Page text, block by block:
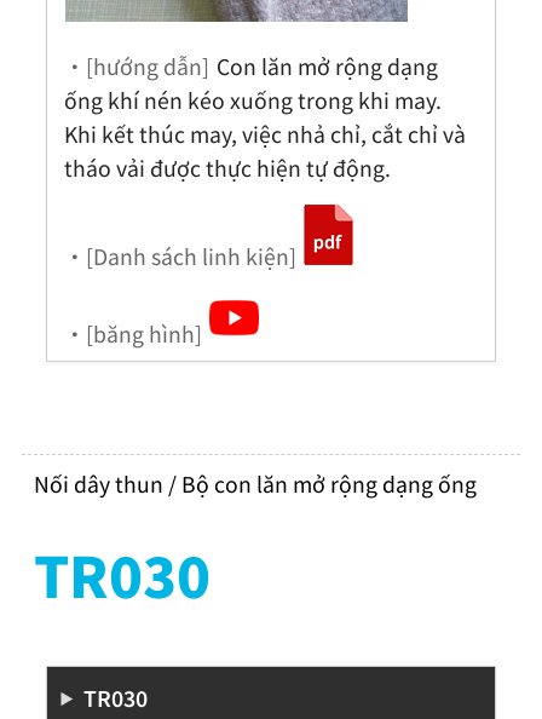
・[hướng dẫn] Con lăn mở rộng dạng
ống khí nén kéo xuống trong khi may.
Khi kết thúc may, việc nhả chỉ, cắt chỉ và
tháo vải được thực hiện tự động.
・[Danh sách linh kiện]
・[băng hình]
Nối dây thun / Bộ con lăn mở rộng dạng ống
TR030
TR030